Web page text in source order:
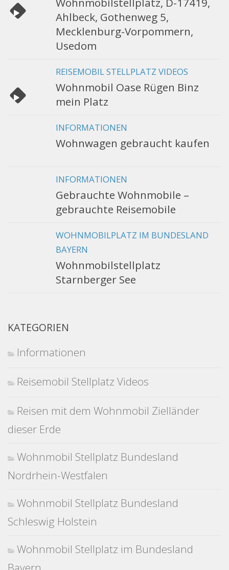
Ahlbeck, Gothenweg 5,
Mecklenburg-Vorpommern,
Usedom
REISEMOBIL STELLPLATZ VIDEOS
Wohnmobil Oase Rügen Binz
mein Platz
INFORMATIONEN
Wohnwagen gebraucht kaufen
INFORMATIONEN
Gebrauchte Wohnmobile –
gebrauchte Reisemobile
WOHNMOBILPLATZ IM BUNDESLAND
BAYERN
Wohnmobilstellplatz
Starnberger See
KATEGORIEN
Informationen
Reisemobil Stellplatz Videos
Reisen mit dem Wohnmobil Zielländer
dieser Erde
Wohnmobil Stellplatz Bundesland
Nordrhein-Westfalen
Wohnmobil Stellplatz Bundesland
Schleswig Holstein
Wohnmobil Stellplatz im Bundesland